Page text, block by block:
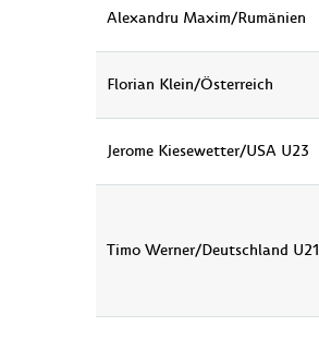
Alexandru Maxim/Rumänien
Florian Klein/Österreich
Jerome Kiesewetter/USA U23
Timo Werner/Deutschland U21